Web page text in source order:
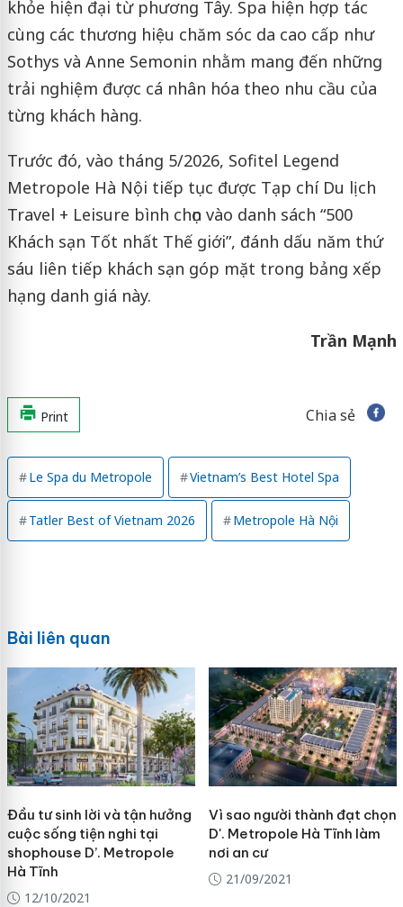
khỏe hiện đại từ phương Tây. Spa hiện hợp tác
cùng các thương hiệu chăm sóc da cao cấp như
Sothys và Anne Semonin nhằm mang đến những
trải nghiệm được cá nhân hóa theo nhu cầu của
từng khách hàng.
Trước đó, vào tháng 5/2026, Sofitel Legend
Metropole Hà Nội tiếp tục được Tạp chí Du lịch
Travel + Leisure bình chọn vào danh sách “500
Khách sạn Tốt nhất Thế giới”, đánh dấu năm thứ
sáu liên tiếp khách sạn góp mặt trong bảng xếp
hạng danh giá này.
Trần Mạnh
Print Chia sẻ
Le Spa du Metropole Vietnam’s Best Hotel Spa
Tatler Best of Vietnam 2026 Metropole Hà Nội
Bài liên quan
Đầu tư sinh lời và tận hưởng
cuộc sống tiện nghi tại
shophouse D’. Metropole
Hà Tĩnh
12/10/2021
Vì sao người thành đạt chọn
D'. Metropole Hà Tĩnh làm
nơi an cư
21/09/2021